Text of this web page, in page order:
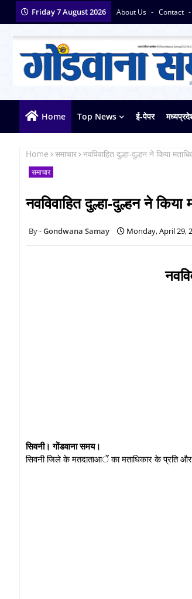
Friday 7 August 2026 About Us Contact
Home Top News ई-पेपर
Home समाचार नवविवाहित दुल्हा-दुल्हन ने किया
समाचार
नवविवाहित दुल्हा-दुल्हन ने किया
Gondwana Samay Monday, April 29,
सिवनी। गोंडवाना समय।
सिवनी जिले के मतदाताआेंं का मताधिकार के प्रति